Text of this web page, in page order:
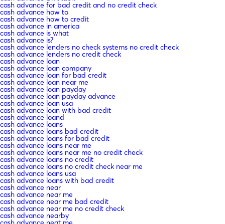
cash advance for bad credit and no credit check
cash advance how to
cash advance how to credit
cash advance in america
cash advance is what
cash advance is?
cash advance lenders no check systems no credit check
cash advance lenders no credit check
cash advance loan
cash advance loan company
cash advance loan for bad credit
cash advance loan near me
cash advance loan payday
cash advance loan payday advance
cash advance loan usa
cash advance loan with bad credit
cash advance loand
cash advance loans
cash advance loans bad credit
cash advance loans for bad credit
cash advance loans near me
cash advance loans near me no credit check
cash advance loans no credit
cash advance loans no credit check near me
cash advance loans usa
cash advance loans with bad credit
cash advance near
cash advance near me
cash advance near me bad credit
cash advance near me no credit check
cash advance nearby